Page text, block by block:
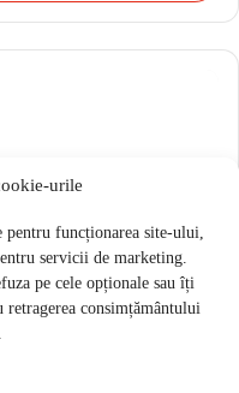
urile
funcționarea site-ului,
servicii de marketing.
pe cele opționale sau îți
consimțământului